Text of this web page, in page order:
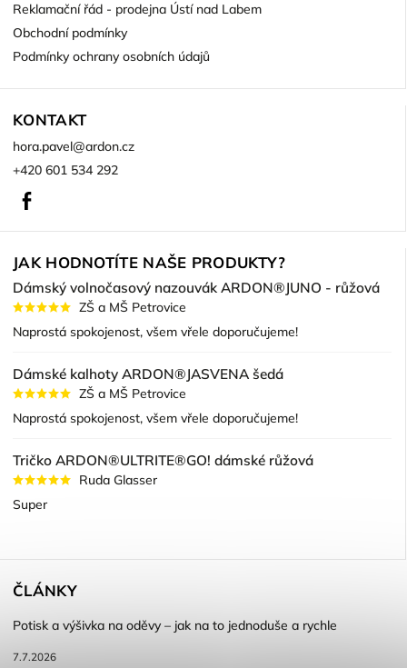
Reklamační řád - prodejna Ústí nad Labem
Obchodní podmínky
Podmínky ochrany osobních údajů
KONTAKT
hora.pavel@ardon.cz
+420 601 534 292
JAK HODNOTÍTE NAŠE PRODUKTY?
Dámský volnočasový nazouvák ARDON®JUNO - růžová
ZŠ a MŠ Petrovice
Naprostá spokojenost, všem vřele doporučujeme!
Dámské kalhoty ARDON®JASVENA šedá
ZŠ a MŠ Petrovice
Naprostá spokojenost, všem vřele doporučujeme!
Tričko ARDON®ULTRITE®GO! dámské růžová
Ruda Glasser
Super
ČLÁNKY
Potisk a výšivka na oděvy – jak na to jednoduše a rychle
7.7.2026